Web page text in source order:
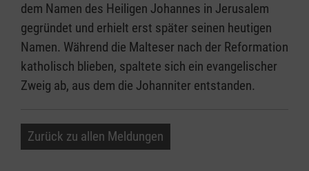
dem Namen des Heiligen Johannes in Jerusalem
gegründet und erhielt erst später seinen heutigen
Namen. Während die Malteser nach der Reformation
katholisch blieben, spaltete sich ein evangelischer
Zweig ab, aus dem die Johanniter entstanden.
Zurück zu allen Meldungen